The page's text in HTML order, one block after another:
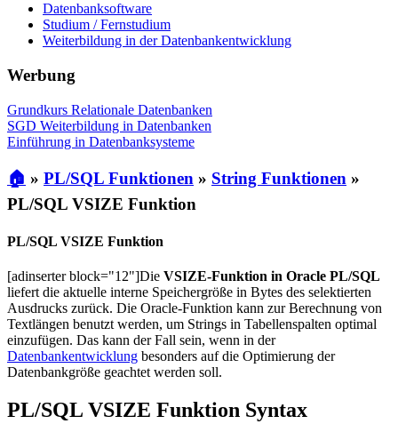
Datenbanksoftware
Studium / Fernstudium
Weiterbildung in der Datenbankentwicklung
Werbung
Grundkurs Relationale Datenbanken
SGD Weiterbildung in Datenbanken
Einführung in Datenbanksysteme
🏠 » PL/SQL Funktionen » String Funktionen »
PL/SQL VSIZE Funktion
PL/SQL VSIZE Funktion
[adinserter block="12"]Die VSIZE-Funktion in Oracle PL/SQL
liefert die aktuelle interne Speichergröße in Bytes des selektierten
Ausdrucks zurück. Die Oracle-Funktion kann zur Berechnung von
Textlängen benutzt werden, um Strings in Tabellenspalten optimal
einzufügen. Das kann der Fall sein, wenn in der
Datenbankentwicklung besonders auf die Optimierung der
Datenbankgröße geachtet werden soll.
PL/SQL VSIZE Funktion Syntax